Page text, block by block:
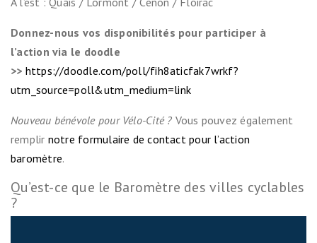
Donnez-nous vos disponibilités pour participer à
l’action via le doodle
>> https://doodle.com/poll/fih8aticfak7wrkf?
utm_source=poll&utm_medium=link
Nouveau bénévole pour Vélo-Cité ? Vous pouvez également
remplir notre formulaire de contact pour l’action
baromètre.
Qu’est-ce que le Baromètre des villes cyclables
?